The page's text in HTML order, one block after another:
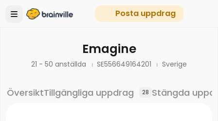
Posta uppdrag
Emagine
21 - 50 anställda SE556649164201 Sverige
ÖversiktTillgängliga uppdrag 28 Stängda